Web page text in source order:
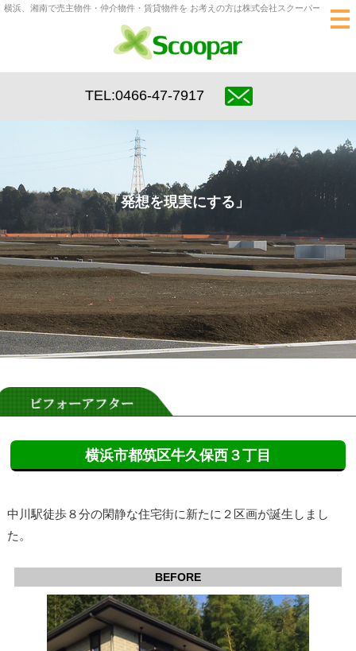
横浜、湘南で売主物件・仲介物件・賃貸物件を お考えの方は株式会社スクーパーへ
TEL:0466-47-7917
「発想を現実にする」
横浜市都筑区牛久保西３丁目
中川駅徒歩８分の閑静な住宅街に新たに２区画が誕生しまし
た。
BEFORE